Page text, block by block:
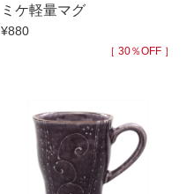
ミケ軽量マグ
¥880
［ 30％OFF ］